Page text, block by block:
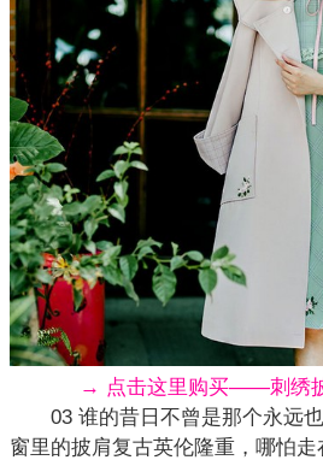
→ 点击这里购买——刺绣
03 谁的昔日不曾是那个永远也
窗里的披肩复古英伦隆重，哪怕